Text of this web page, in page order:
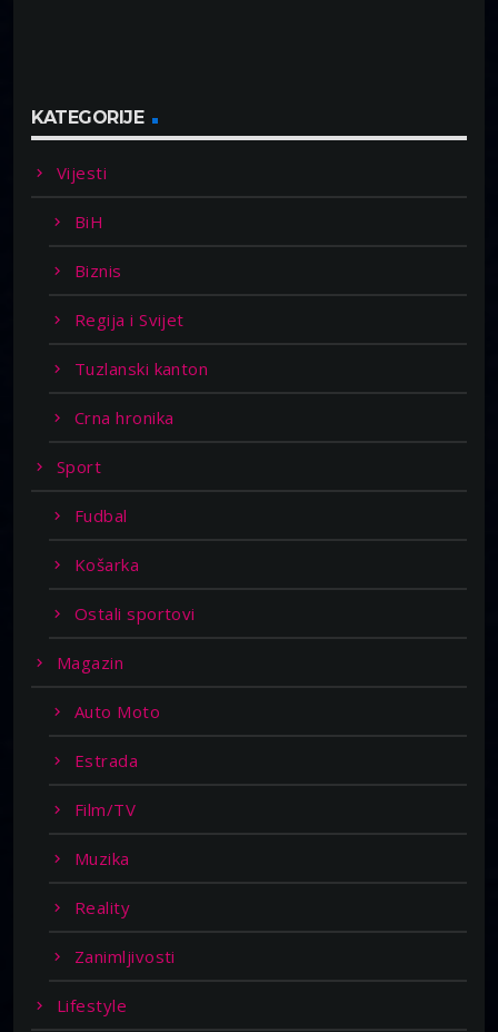
KATEGORIJE
Vijesti
BiH
Biznis
Regija i Svijet
Tuzlanski kanton
Crna hronika
Sport
Fudbal
Košarka
Ostali sportovi
Magazin
Auto Moto
Estrada
Film/TV
Muzika
Reality
Zanimljivosti
Lifestyle